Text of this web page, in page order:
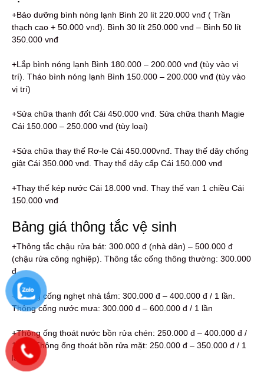
+Bảo dưỡng bình nóng lạnh Bình 20 lít 220.000 vnđ ( Trần
thạch cao + 50.000 vnđ). Bình 30 lít 250.000 vnđ – Bình 50 lít
350.000 vnđ
+Lắp bình nóng lạnh Bình 180.000 – 200.000 vnđ (tùy vào vị
trí). Tháo bình nóng lạnh Bình 150.000 – 200.000 vnđ (tùy vào
vị trí)
+Sửa chữa thanh đốt Cái 450.000 vnđ. Sửa chữa thanh Magie
Cái 150.000 – 250.000 vnđ (tùy loại)
+Sửa chữa thay thế Rơ-le Cái 450.000vnđ. Thay thế dây chống
giật Cái 350.000 vnđ. Thay thế dây cấp Cái 150.000 vnđ
+Thay thế kép nước Cái 18.000 vnđ. Thay thế van 1 chiều Cái
150.000 vnđ
Bảng giá thông tắc vệ sinh
+Thông tắc chậu rửa bát: 300.000 đ (nhà dân) – 500.000 đ
(chậu rửa công nghiệp). Thông tắc cống thông thường: 300.000
đ
+Thông cống nghẹt nhà tắm: 300.000 đ – 400.000 đ / 1 lần.
Thông cống nước mưa: 300.000 đ – 600.000 đ / 1 lần
+Thông ống thoát nước bồn rửa chén: 250.000 đ – 400.000 đ /
1 lần. Thông ống thoát bồn rửa mặt: 250.000 đ – 350.000 đ / 1
lần